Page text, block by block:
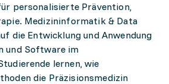
personalisierte Prävention,
Medizininformatik & Data
die Entwicklung und Anwendung
und Software im
lernen, wie
die Präzisionsmedizin